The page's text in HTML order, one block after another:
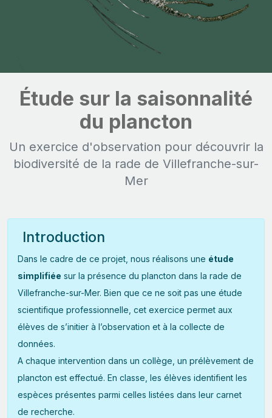
Étude sur la saisonnalité
du plancton
Un exercice d'observation pour découvrir la
biodiversité de la rade de Villefranche-sur-
Mer
Introduction
Dans le cadre de ce projet, nous réalisons une étude
simplifiée sur la présence du plancton dans la rade de
Villefranche-sur-Mer. Bien que ce ne soit pas une étude
scientifique professionnelle, cet exercice permet aux
élèves de s’initier à l’observation et à la collecte de
données.
A chaque intervention dans un collège, un prélèvement de
plancton est effectué. En classe, les élèves identifient les
espèces présentes parmi celles listées dans leur carnet
de recherche.